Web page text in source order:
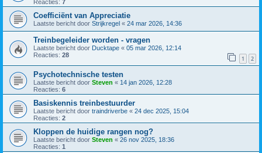
Reacties: 7
Coefficiënt van Appreciatie
Laatste bericht door Strijkregel « 24 mar 2026, 14:36
Treinbegeleider worden - vragen
Laatste bericht door Ducktape « 05 mar 2026, 12:14
Reacties: 28 1 2
Psychotechnische testen
Laatste bericht door Steven « 14 jan 2026, 12:28
Reacties: 6
Basiskennis treinbestuurder
Laatste bericht door traindriverbe « 24 dec 2025, 15:04
Reacties: 2
Kloppen de huidige rangen nog?
Laatste bericht door Steven « 26 nov 2025, 18:36
Reacties: 1